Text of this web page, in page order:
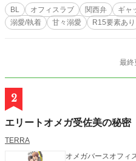
が贈る、極上のオフィ
っても、恋は止まら
ズ化。3幕開け。
BL オフィスラブ 関西弁 ギャ
溺愛/執着
甘々溺愛 R15要素あり
最終
2
エリートオメガ受佐美の秘密
TERRA
オメガバースオフィ